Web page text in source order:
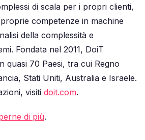
di scala per i propri clienti,
competenze in machine
della complessità e
Fondata nel 2011, DoiT
quasi 70 Paesi, tra cui Regno
Stati Uniti, Australia e Israele.
visiti doit.com.
di più.